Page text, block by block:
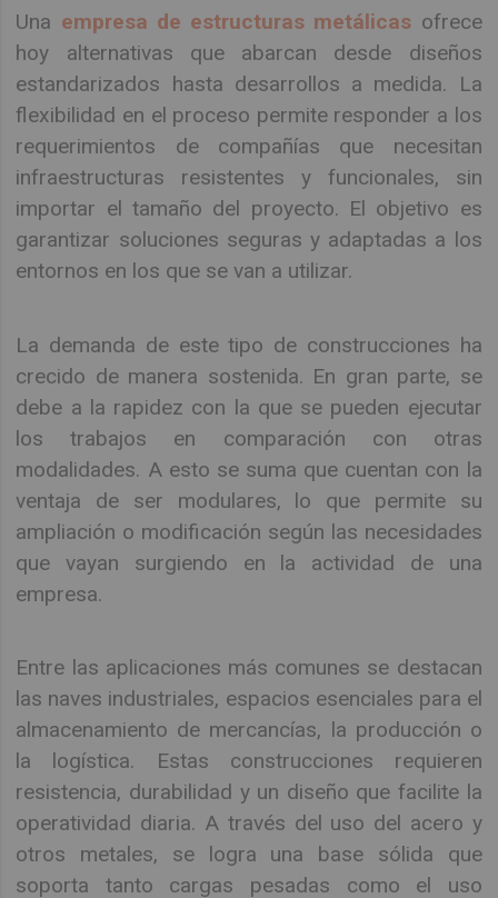
Una empresa de estructuras metálicas ofrece
hoy alternativas que abarcan desde diseños
estandarizados hasta desarrollos a medida. La
flexibilidad en el proceso permite responder a los
requerimientos de compañías que necesitan
infraestructuras resistentes y funcionales, sin
importar el tamaño del proyecto. El objetivo es
garantizar soluciones seguras y adaptadas a los
entornos en los que se van a utilizar.
La demanda de este tipo de construcciones ha
crecido de manera sostenida. En gran parte, se
debe a la rapidez con la que se pueden ejecutar
los trabajos en comparación con otras
modalidades. A esto se suma que cuentan con la
ventaja de ser modulares, lo que permite su
ampliación o modificación según las necesidades
que vayan surgiendo en la actividad de una
empresa.
Entre las aplicaciones más comunes se destacan
las naves industriales, espacios esenciales para el
almacenamiento de mercancías, la producción o
la logística. Estas construcciones requieren
resistencia, durabilidad y un diseño que facilite la
operatividad diaria. A través del uso del acero y
otros metales, se logra una base sólida que
soporta tanto cargas pesadas como el uso